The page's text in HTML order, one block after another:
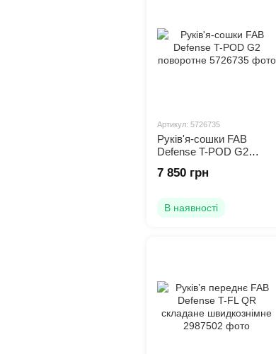
Артикул: 5726735
Руків'я-сошки FAB
Defense T-POD G2
7 850 грн
В наявності